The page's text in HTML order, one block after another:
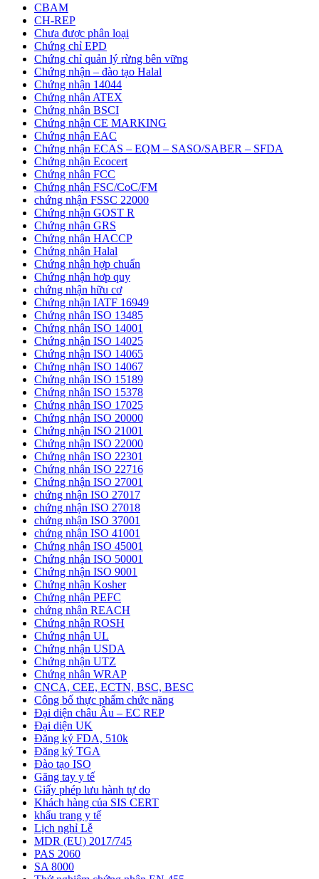
CBAM
CH-REP
Chưa được phân loại
Chứng chỉ EPD
Chứng chỉ quản lý rừng bên vững
Chứng nhận – đào tạo Halal
Chứng nhận 14044
Chứng nhận ATEX
Chứng nhận BSCI
Chứng nhận CE MARKING
Chứng nhận EAC
Chứng nhận ECAS – EQM – SASO/SABER – SFDA
Chứng nhận Ecocert
Chứng nhận FCC
Chứng nhận FSC/CoC/FM
chứng nhận FSSC 22000
Chứng nhận GOST R
Chứng nhận GRS
Chứng nhận HACCP
Chứng nhận Halal
Chứng nhận hợp chuẩn
Chứng nhận hơp quy
chứng nhận hữu cơ
Chứng nhận IATF 16949
Chứng nhận ISO 13485
Chứng nhận ISO 14001
Chứng nhận ISO 14025
Chứng nhận ISO 14065
Chứng nhận ISO 14067
Chứng nhận ISO 15189
Chứng nhận ISO 15378
Chứng nhận ISO 17025
Chứng nhận ISO 20000
Chứng nhận ISO 21001
Chứng nhận ISO 22000
Chứng nhận ISO 22301
Chứng nhận ISO 22716
Chứng nhận ISO 27001
chứng nhận ISO 27017
chứng nhận ISO 27018
chứng nhận ISO 37001
chứng nhận ISO 41001
Chứng nhận ISO 45001
Chứng nhận ISO 50001
Chứng nhận ISO 9001
Chứng nhận Kosher
Chứng nhận PEFC
chứng nhận REACH
Chứng nhận ROSH
Chứng nhận UL
Chứng nhận USDA
Chứng nhận UTZ
Chứng nhận WRAP
CNCA, CEE, ECTN, BSC, BESC
Công bố thực phẩm chức năng
Đại diện châu Âu – EC REP
Đại diện UK
Đăng ký FDA, 510k
Đăng ký TGA
Đào tạo ISO
Găng tay y tế
Giấy phép lưu hành tự do
Khách hàng của SIS CERT
khẩu trang y tế
Lịch nghỉ Lễ
MDR (EU) 2017/745
PAS 2060
SA 8000